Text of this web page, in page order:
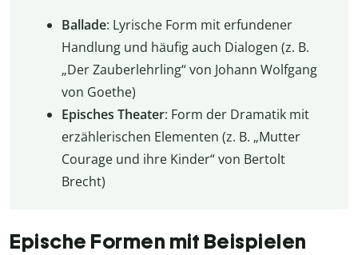
Ballade: Lyrische Form mit erfundener
Handlung und häufig auch Dialogen (z. B.
„Der Zauberlehrling“ von Johann Wolfgang
von Goethe)
Episches Theater: Form der Dramatik mit
erzählerischen Elementen (z. B. „Mutter
Courage und ihre Kinder“ von Bertolt
Brecht)
Epische Formen mit Beispielen